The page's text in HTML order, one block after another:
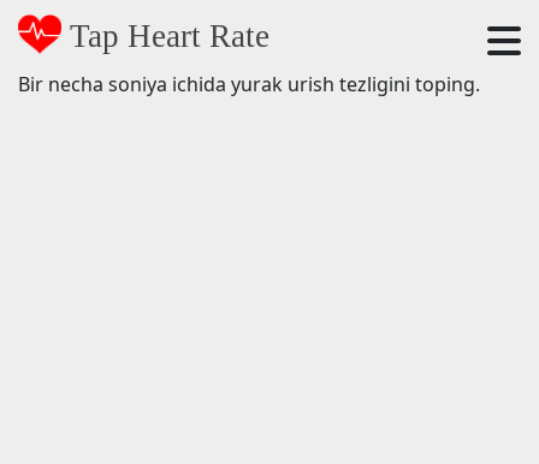
Tap Heart Rate
Bir necha soniya ichida yurak urish tezligini toping.